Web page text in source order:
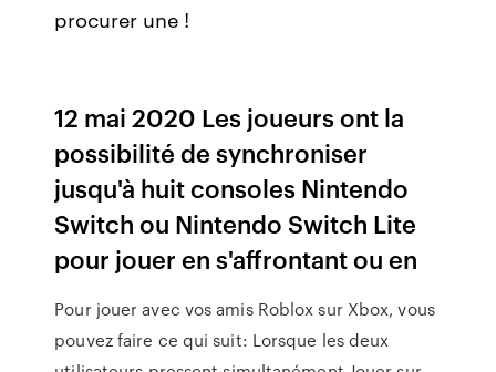
procurer une !
12 mai 2020 Les joueurs ont la
possibilité de synchroniser
jusqu'à huit consoles Nintendo
Switch ou Nintendo Switch Lite
pour jouer en s'affrontant ou en
Pour jouer avec vos amis Roblox sur Xbox, vous
pouvez faire ce qui suit: Lorsque les deux